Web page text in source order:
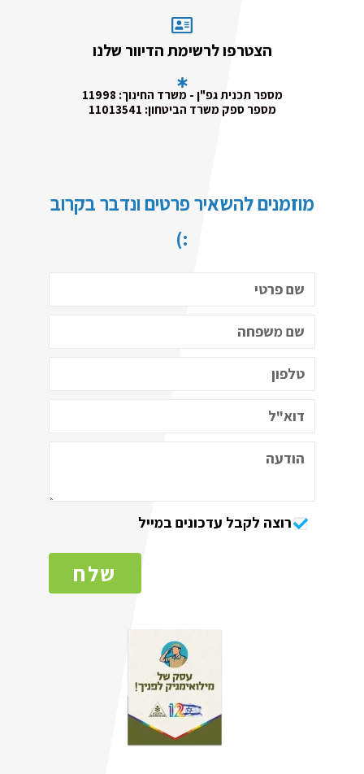
הצטרפו לרשימת הדיוור שלנו
מספר תכנית גפ"ן - משרד החינוך: 11998
מספר ספק משרד הביטחון: 11013541
מוזמנים להשאיר פרטים ונדבר בקרוב
:)
רוצה לקבל עדכונים במייל
שלח